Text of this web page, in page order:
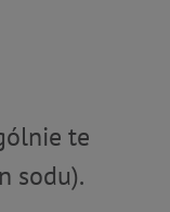
te
sodu).